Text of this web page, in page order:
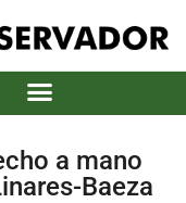
a mano
Baeza